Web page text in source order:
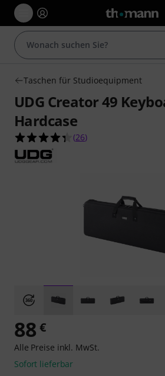
Taschen für Studioequipment
UDG Creator 49
Hardcase
4.3 von 5 Sternen aus
(26)
88 €
Alle Preise inkl. MwSt.
Sofort lieferbar